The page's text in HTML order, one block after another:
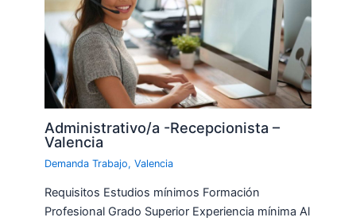
Administrativo/a -Recepcionista –
Valencia
Demanda Trabajo,Valencia
Requisitos Estudios mínimos Formación
Profesional Grado Superior Experiencia mínima Al